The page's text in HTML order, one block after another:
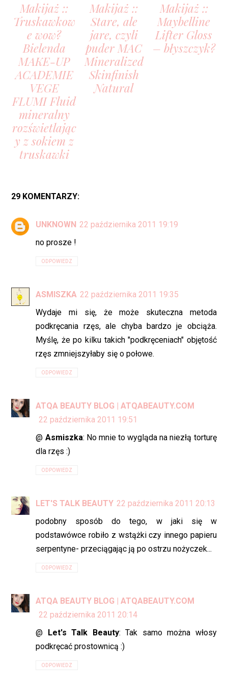
Makijaż ::
Truskawkow
e wow?
Bielenda
MAKE-UP
ACADEMIE
VEGE
FLUMI Fluid
mineralny
rozświetlając
y z sokiem z
truskawki
Makijaż ::
Stare, ale
jare, czyli
puder MAC
Mineralized
Skinfinish
Natural
Makijaż ::
Maybelline
Lifter Gloss
– błyszczyk?
29 KOMENTARZY:
UNKNOWN 22 października 2011 19:19
no prosze !
ODPOWIEDZ
ASMISZKA 22 października 2011 19:35
Wydaje mi się, że może skuteczna metoda
podkręcania rzęs, ale chyba bardzo je obciąża.
Myślę, że po kilku takich "podkręceniach" objętość
rzęs zmniejszyłaby się o połowe.
ODPOWIEDZ
ATQA BEAUTY BLOG | ATQABEAUTY.COM
22 października 2011 19:51
@ Asmiszka: No mnie to wygląda na niezłą torturę
dla rzęs :)
ODPOWIEDZ
LET'S TALK BEAUTY 22 października 2011 20:13
podobny sposób do tego, w jaki się w
podstawówce robiło z wstążki czy innego papieru
serpentyne- przeciągając ją po ostrzu nożyczek...
ODPOWIEDZ
ATQA BEAUTY BLOG | ATQABEAUTY.COM
22 października 2011 20:14
@
Let's Talk Beauty: Tak samo można włosy
podkręcać prostownicą :)
ODPOWIEDZ